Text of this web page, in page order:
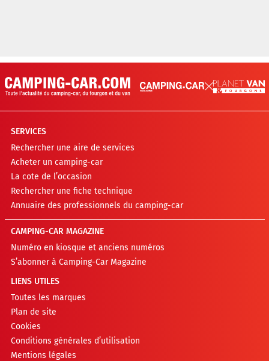
SERVICES
Rechercher une aire de services
Acheter un camping-car
La cote de l’occasion
Rechercher une fiche technique
Annuaire des professionnels du camping-car
CAMPING-CAR MAGAZINE
Numéro en kiosque et anciens numéros
S’abonner à Camping-Car Magazine
LIENS UTILES
Toutes les marques
Plan de site
Cookies
Conditions générales d’utilisation
Mentions légales